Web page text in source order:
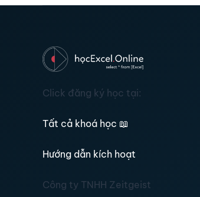
Click đăng ký học tại:
Tất cả khoá học 📖
Hướng dẫn kích hoạt
Công ty TNHH Zeitgeist